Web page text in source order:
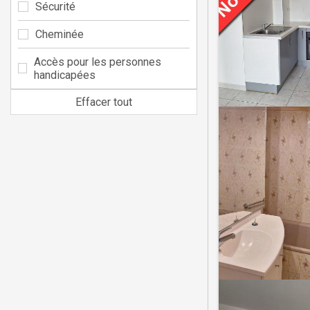
Sécurité
Cheminée
Accès pour les personnes
handicapées
Effacer tout